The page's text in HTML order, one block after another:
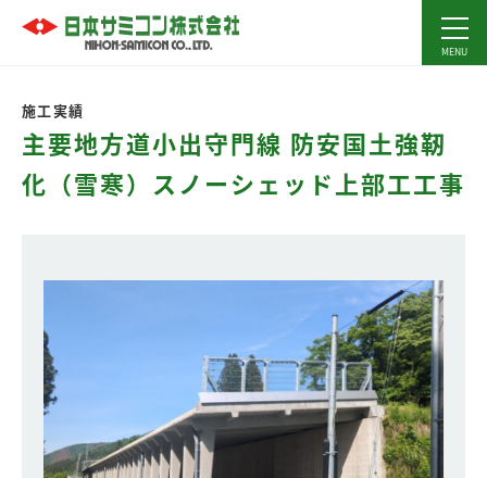
施工実績
主要地方道小出守門線 防安国土強靭
化（雪寒）スノーシェッド上部工工事